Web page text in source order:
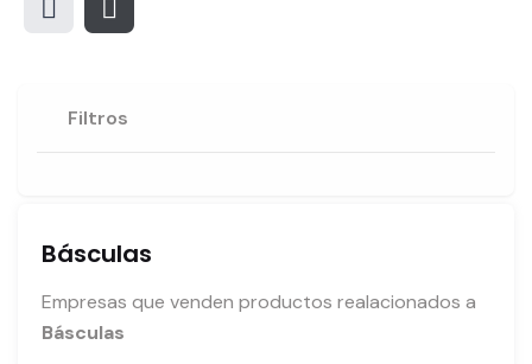
Filtros
Básculas
Empresas que venden productos realacionados a
Básculas